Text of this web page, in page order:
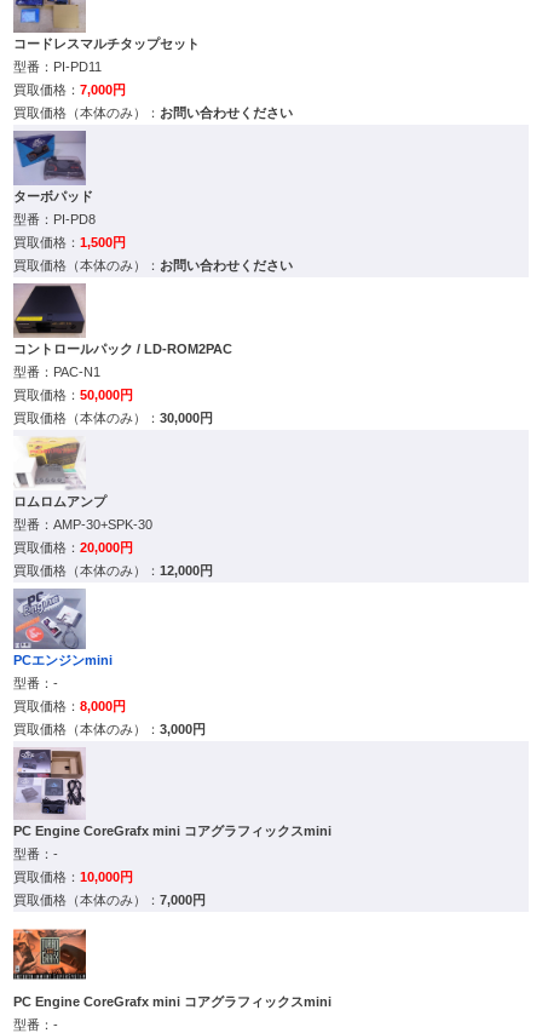
コードレスマルチタップセット
PI-PD11
7,000円
お問い合わせください
ターボパッド
PI-PD8
1,500円
お問い合わせください
コントロールパック / LD-ROM2PAC
PAC-N1
50,000円
30,000円
ロムロムアンプ
AMP-30+SPK-30
20,000円
12,000円
PCエンジンmini
-
8,000円
3,000円
PC Engine CoreGrafx mini コアグラフィックスmini
-
10,000円
7,000円
PC Engine CoreGrafx mini コアグラフィックスmini
-